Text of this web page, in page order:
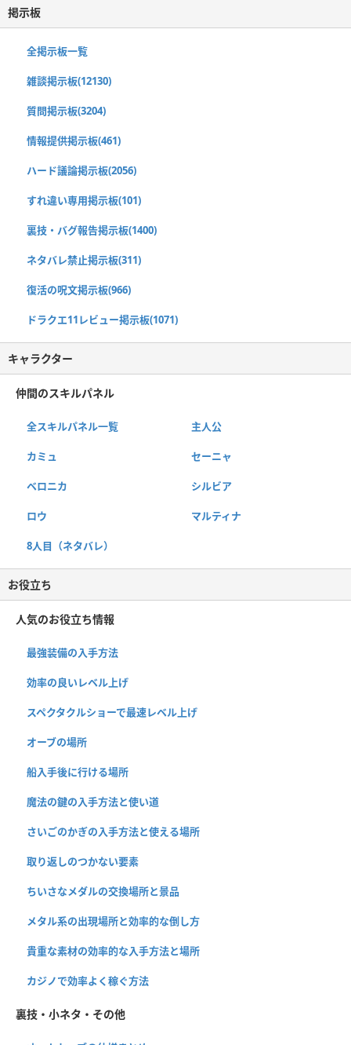
掲示板
全掲示板一覧
雑談掲示板(12130)
質問掲示板(3204)
情報提供掲示板(461)
ハード議論掲示板(2056)
すれ違い専用掲示板(101)
裏技・バグ報告掲示板(1400)
ネタバレ禁止掲示板(311)
復活の呪文掲示板(966)
ドラクエ11レビュー掲示板(1071)
キャラクター
仲間のスキルパネル
全スキルパネル一覧 主人公
カミュ セーニャ
ベロニカ シルビア
ロウ マルティナ
8人目（ネタバレ）
お役立ち
人気のお役立ち情報
最強装備の入手方法
効率の良いレベル上げ
スペクタクルショーで最速レベル上げ
オーブの場所
船入手後に行ける場所
魔法の鍵の入手方法と使い道
さいごのかぎの入手方法と使える場所
取り返しのつかない要素
ちいさなメダルの交換場所と景品
メタル系の出現場所と効率的な倒し方
貴重な素材の効率的な入手方法と場所
カジノで効率よく稼ぐ方法
裏技・小ネタ・その他